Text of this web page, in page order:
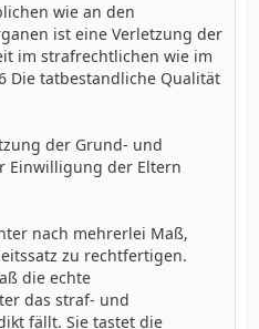
wie an den
ist eine Verletzung der
im strafrechtlichen wie im
Die tatbestandliche Qualität
der Grund- und
Einwilligung der Eltern
nach mehrerlei Maß,
zu rechtfertigen.
die echte
das straf- und
fällt. Sie tastet die